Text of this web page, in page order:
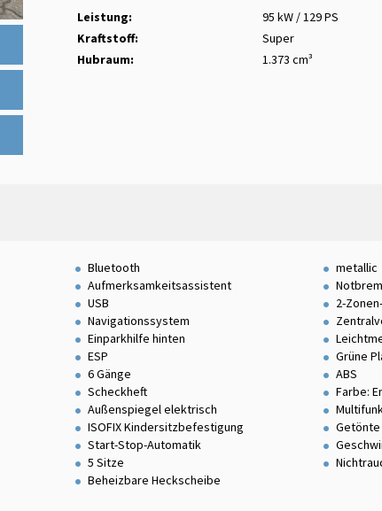
Leistung:
95 kW / 129 PS
Kraftstoff:
Super
Hubraum:
1.373 cm³
Bluetooth
metallic
Aufmerksamkeitsassistent
USB
2-
Navigationssystem
Einparkhilfe hinten
ESP
Grüne
6 Gänge
ABS
Scheckheft
Farbe:
Außenspiegel elektrisch
ISOFIX Kindersitzbefestigung
Getönte
Start-Stop-Automatik
5 Sitze
Beheizbare Heckscheibe